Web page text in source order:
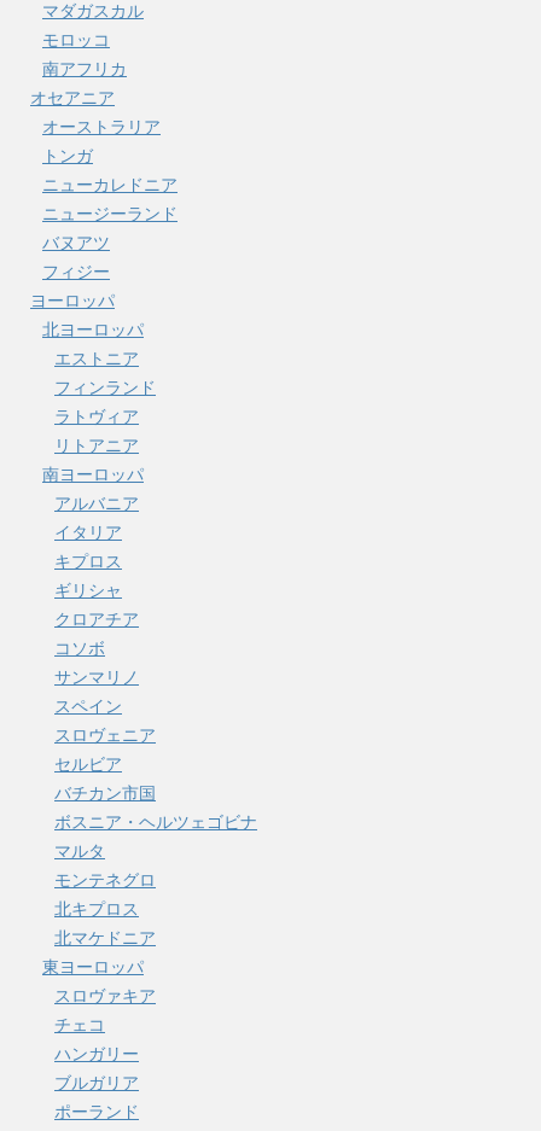
マダガスカル
モロッコ
南アフリカ
オセアニア
オーストラリア
トンガ
ニューカレドニア
ニュージーランド
バヌアツ
フィジー
ヨーロッパ
北ヨーロッパ
エストニア
フィンランド
ラトヴィア
リトアニア
南ヨーロッパ
アルバニア
イタリア
キプロス
ギリシャ
クロアチア
コソボ
サンマリノ
スペイン
スロヴェニア
セルビア
バチカン市国
ボスニア・ヘルツェゴビナ
マルタ
モンテネグロ
北キプロス
北マケドニア
東ヨーロッパ
スロヴァキア
チェコ
ハンガリー
ブルガリア
ポーランド